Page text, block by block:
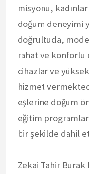
misyonu,
doğum deneyimi
doğrultuda,
rahat ve konforlu
cihazlar ve
hizmet
eşlerine doğum
eğitim
bir şekilde dahil
Zekai Tahir Burak